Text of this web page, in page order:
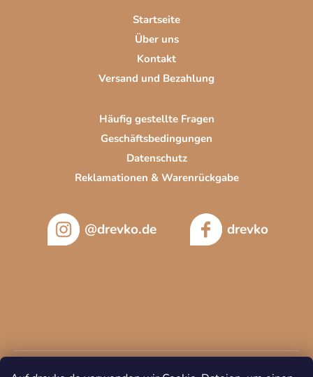
Startseite
Über uns
Kontakt
Versand und Bezahlung
Häufig gestellte Fragen
Geschäftsbedingungen
Datenschutz
Reklamationen & Warenrückgabe
@drevko.de drevko